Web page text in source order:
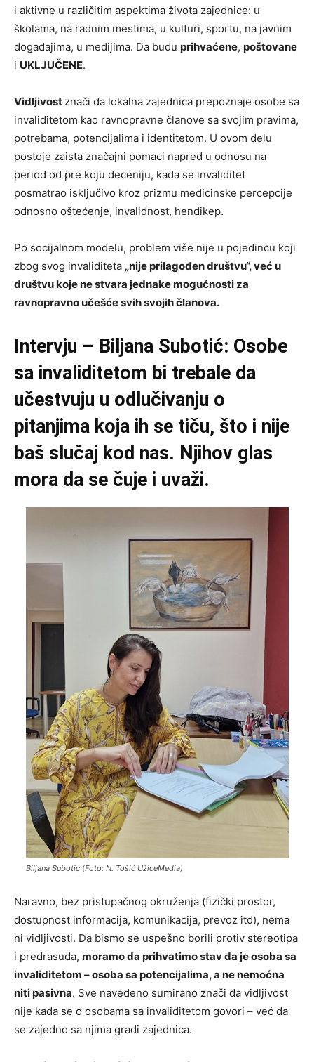
i aktivne u različitim aspektima života zajednice: u
školama, na radnim mestima, u kulturi, sportu, na javnim
događajima, u medijima. Da budu prihvaćene, poštovane
i UKLJUČENE.
Vidljivost znači da lokalna zajednica prepoznaje osobe sa
invaliditetom kao ravnopravne članove sa svojim pravima,
potrebama, potencijalima i identitetom. U ovom delu
postoje zaista značajni pomaci napred u odnosu na
period od pre koju deceniju, kada se invaliditet
posmatrao isključivo kroz prizmu medicinske percepcije
odnosno oštećenje, invalidnost, hendikep.
Po socijalnom modelu, problem više nije u pojedincu koji
zbog svog invaliditeta „nije prilagođen društvu“, već u
društvu koje ne stvara jednake mogućnosti za
ravnopravno učešće svih svojih članova.
Intervju – Biljana Subotić: Osobe
sa invaliditetom bi trebale da
učestvuju u odlučivanju o
pitanjima koja ih se tiču, što i nije
baš slučaj kod nas. Njihov glas
mora da se čuje i uvaži.
Biljana Subotić (Foto: N. Tošić UžiceMedia)
Naravno, bez pristupačnog okruženja (fizički prostor,
dostupnost informacija, komunikacija, prevoz itd), nema
ni vidljivosti. Da bismo se uspešno borili protiv stereotipa
i predrasuda, moramo da prihvatimo stav da je osoba sa
invaliditetom – osoba sa potencijalima, a ne nemoćna
niti pasivna. Sve navedeno sumirano znači da vidljivost
nije kada se o osobama sa invaliditetom govori – već da
se zajedno sa njima gradi zajednica.